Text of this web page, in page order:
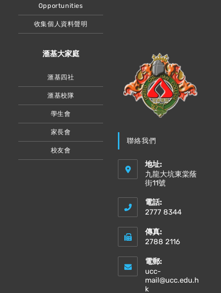
Opportunities
收集個人資料聲明
滙基大家庭
滙基四社
滙基校隊
學生會
家長會
校友會
聯絡我們
地址:
九龍大坑東棠蔭
街11號
電話:
2777 8344
傳真:
2788 2116
電郵:
ucc-
mail@ucc.edu.h
k